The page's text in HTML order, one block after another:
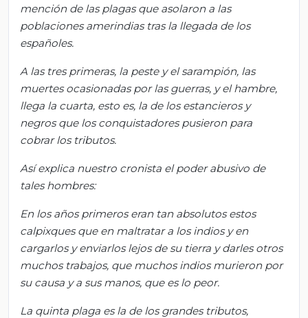
mención de las plagas que asolaron a las
poblaciones amerindias tras la llegada de los
españoles.
A las tres primeras, la peste y el sarampión, las
muertes ocasionadas por las guerras, y el hambre,
llega la cuarta, esto es, la de los estancieros y
negros que los conquistadores pusieron para
cobrar los tributos.
Así explica nuestro cronista el poder abusivo de
tales hombres:
En los años primeros eran tan absolutos estos
calpixques que en maltratar a los indios y en
cargarlos y enviarlos lejos de su tierra y darles otros
muchos trabajos, que muchos indios murieron por
su causa y a sus manos, que es lo peor.
La quinta plaga es la de los grandes tributos,